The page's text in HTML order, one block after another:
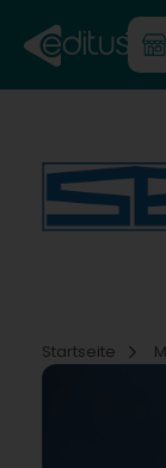
Startseite